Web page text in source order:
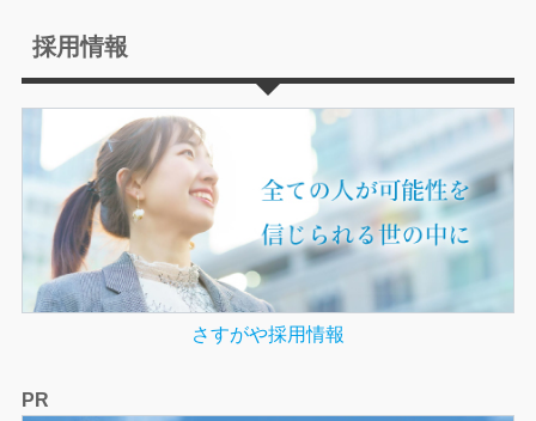
採用情報
さすがや採用情報
PR